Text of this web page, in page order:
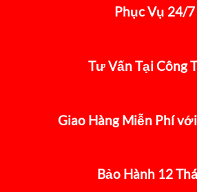
Phục Vụ 24/7
Tư Vấn Tại Công
Giao Hàng Miễn Phí
Bảo Hành 12